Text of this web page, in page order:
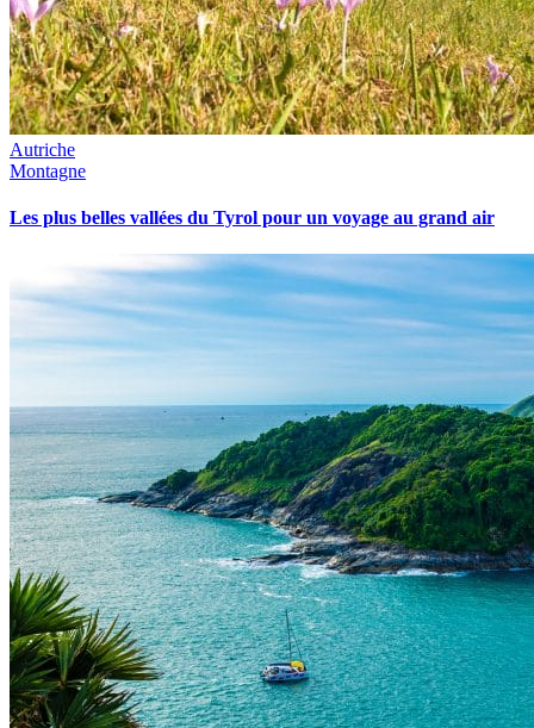
Autriche
Montagne
Les plus belles vallées du Tyrol pour un voyage au grand air